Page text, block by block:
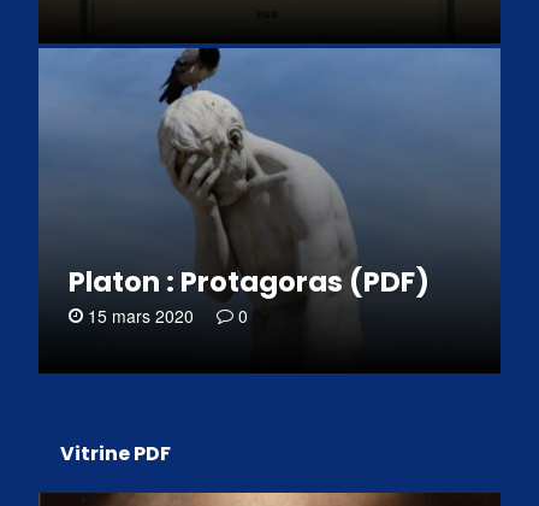
Platon : Protagoras (PDF)
15 mars 2020 0
Vitrine PDF